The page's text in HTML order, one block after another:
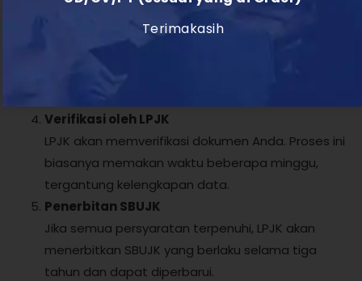
Pengajuan SBUJK
Masuk ke sistem OSS menggunakan akun
terdaftar, lalu isi data usaha, termasuk akta
Verifikasi oleh LPJK
LPJK akan memverifikasi dokumen Anda. Proses ini
biasanya memakan waktu beberapa minggu,
tergantung kelengkapan data.
Penerbitan SBUJK
Jika semua persyaratan terpenuhi, LPJK akan
menerbitkan SBUJK yang berlaku selama tiga
tahun dan dapat diperbarui.
Terimakasih